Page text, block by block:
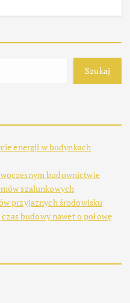
Szukaj
energii w budynkach
budownictwie
szalunkowych
przyjaznych środowisku
budowy nawet o połowę